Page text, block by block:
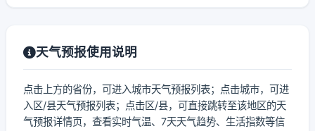
天气预报使用说明
点击上方的省份，可进入城市天气预报列表；点击城市，可进
入区/县天气预报列表；点击区/县，可直接跳转至该地区的天
气预报详情页，查看实时气温、7天天气趋势、生活指数等信